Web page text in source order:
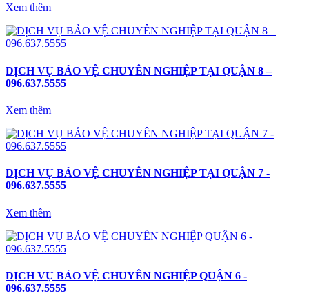
Xem thêm
DỊCH VỤ BẢO VỆ CHUYÊN NGHIỆP TẠI QUẬN 8 –
096.637.5555
Xem thêm
DỊCH VỤ BẢO VỆ CHUYÊN NGHIỆP TẠI QUẬN 7 -
096.637.5555
Xem thêm
DỊCH VỤ BẢO VỆ CHUYÊN NGHIỆP QUẬN 6 -
096.637.5555